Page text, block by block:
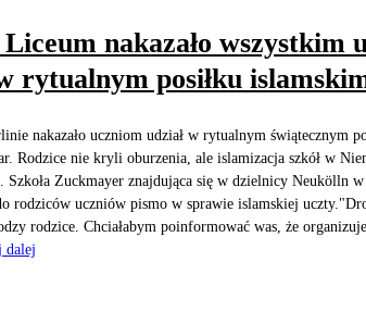
nakazało wszystkim
rytualnym posiłku
nakazało uczniom udział w rytualnym świątecznym
Rodzice nie kryli oburzenia, ale islamizacja szkół w
Szkoła Zuckmayer znajdująca się w dzielnicy Neukölln
rodziców uczniów pismo w sprawie islamskiej
rodzice. Chciałabym poinformować was, że
dalej